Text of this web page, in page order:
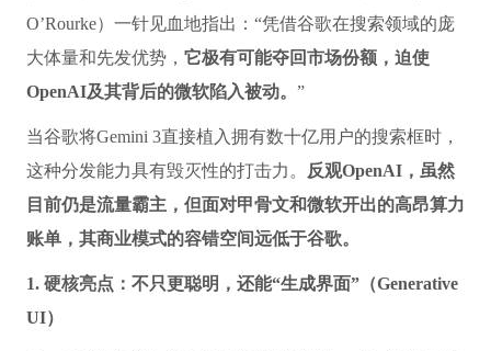
O’Rourke）一针见血地指出：“凭借谷歌在搜索领域的庞
大体量和先发优势， 它极有可能夺回市场份额，迫使
OpenAI及其背后的微软陷入被动。 ”
当谷歌将Gemini 3直接植入拥有数十亿用户的搜索框时，
这种分发能力具有毁灭性的打击力。
反观OpenAI，虽然
目前仍是流量霸主，但面对甲骨文和微软开出的高昂算力
账单，其商业模式的容错空间远低于谷歌。
1. 硬核亮点：不只更聪明，还能“生成界面”（Generative
UI）